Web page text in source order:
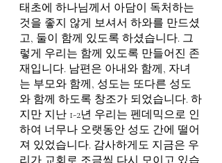
태초에 하나님께서 아담이 독처하는
것을 좋지 않게 보셔서 하와를 만드셨
고, 둘이 함께 있도록 하셨습니다. 그
렇게 우리는 함께 있도록 만들어진 존
재입니다. 남편은 아내와 함께, 자녀
는 부모와 함께, 성도는 또다른 성도
와 함께 하도록 창조가 되었습니다. 하
지만 지난 1-2년 우리는 펜데믹으로 인
하여 너무나 오랫동안 성도 간에 떨어
져 있었습니다. 감사하게도 지금은 우